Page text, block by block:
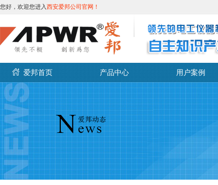
您好，欢迎您进入西安爱邦公司官网！
爱邦首页 产品中心 用户案例